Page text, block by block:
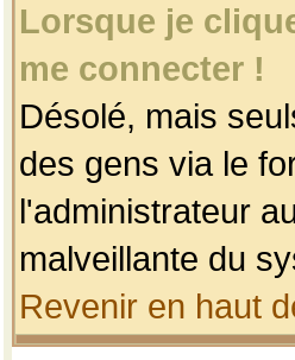
Lorsque je
me connecter !
Désolé, mais
des gens via le
l'administrateur
malveillante du
Revenir en haut